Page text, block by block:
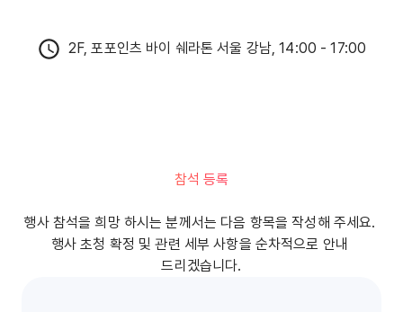
2F, 포포인츠 바이 쉐라톤 서울 강남, 14:00 - 17:00
참석 등록
행사 참석을 희망 하시는 분께서는 다음 항목을 작성해 주세요.
행사 초청 확정 및 관련 세부 사항을 순차적으로 안내
드리겠습니다.